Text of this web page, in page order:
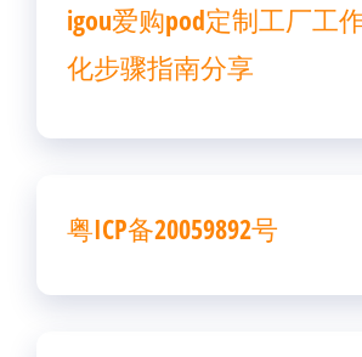
igou爱购pod定制工厂工
化步骤指南分享
粤ICP备20059892号